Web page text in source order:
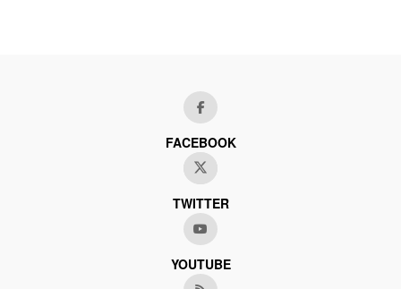
FACEBOOK
TWITTER
YOUTUBE